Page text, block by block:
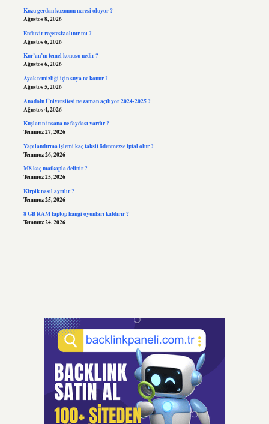
Kuzu gerdan kuzunun neresi oluyor ?
Ağustos 8, 2026
Enfluvir reçetesiz alınır mı ?
Ağustos 6, 2026
Kur’an’ın temel konusu nedir ?
Ağustos 6, 2026
Ayak temizliği için suya ne konur ?
Ağustos 5, 2026
Anadolu Üniversitesi ne zaman açılıyor 2024-2025 ?
Ağustos 4, 2026
Kuşların insana ne faydası vardır ?
Temmuz 27, 2026
Yapılandırma işlemi kaç taksit ödenmezse iptal olur ?
Temmuz 26, 2026
M8 kaç matkapla delinir ?
Temmuz 25, 2026
Kirpik nasıl ayrılır ?
Temmuz 25, 2026
8 GB RAM laptop hangi oyunları kaldırır ?
Temmuz 24, 2026